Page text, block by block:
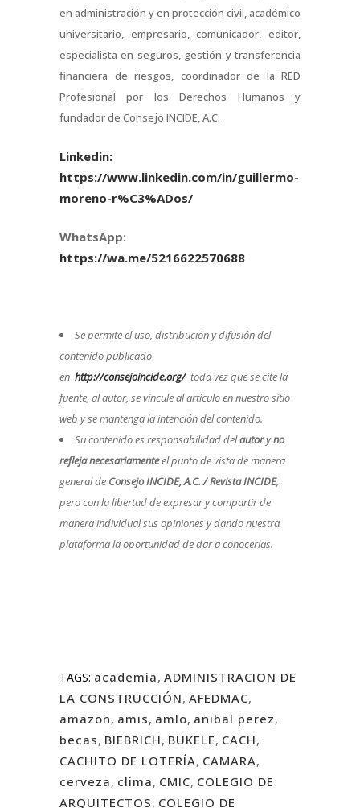
en administración y en protección civil, académico
universitario, empresario, comunicador, editor,
especialista en seguros, gestión y transferencia
financiera de riesgos, coordinador de la RED
Profesional por los Derechos Humanos y
fundador de Consejo INCIDE, A.C.
Linkedin:
https://www.linkedin.com/in/guillermo-
moreno-r%C3%ADos/
WhatsApp:
https://wa.me/5216622570688
Se permite el uso, distribución y difusión del
contenido publicado
en http://consejoincide.org/ toda vez que se cite la
fuente, al autor, se vincule al artículo en nuestro sitio
web y se mantenga la intención del contenido.
Su contenido es responsabilidad delautoryno
refleja necesariamenteel punto de vista de manera
general de Consejo INCIDE, A.C. / Revista INCIDE,
pero con la libertad de expresar y compartir de
manera individual sus opiniones y dando nuestra
plataforma la oportunidad de dar a conocerlas.
TAGS: academia, ADMINISTRACION DE
LA CONSTRUCCIÓN, AFEDMAC,
amazon, amis, amlo, anibal perez,
becas, BIEBRICH, BUKELE, CACH,
CACHITO DE LOTERÍA, CAMARA,
cerveza, clima, CMIC, COLEGIO DE
ARQUITECTOS, COLEGIO DE